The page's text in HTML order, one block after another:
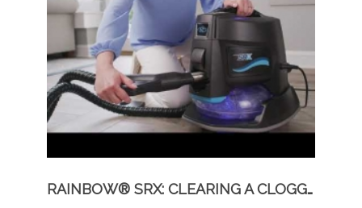
RAINBOW® SRX: CLEARING A CLOGGED HOSE